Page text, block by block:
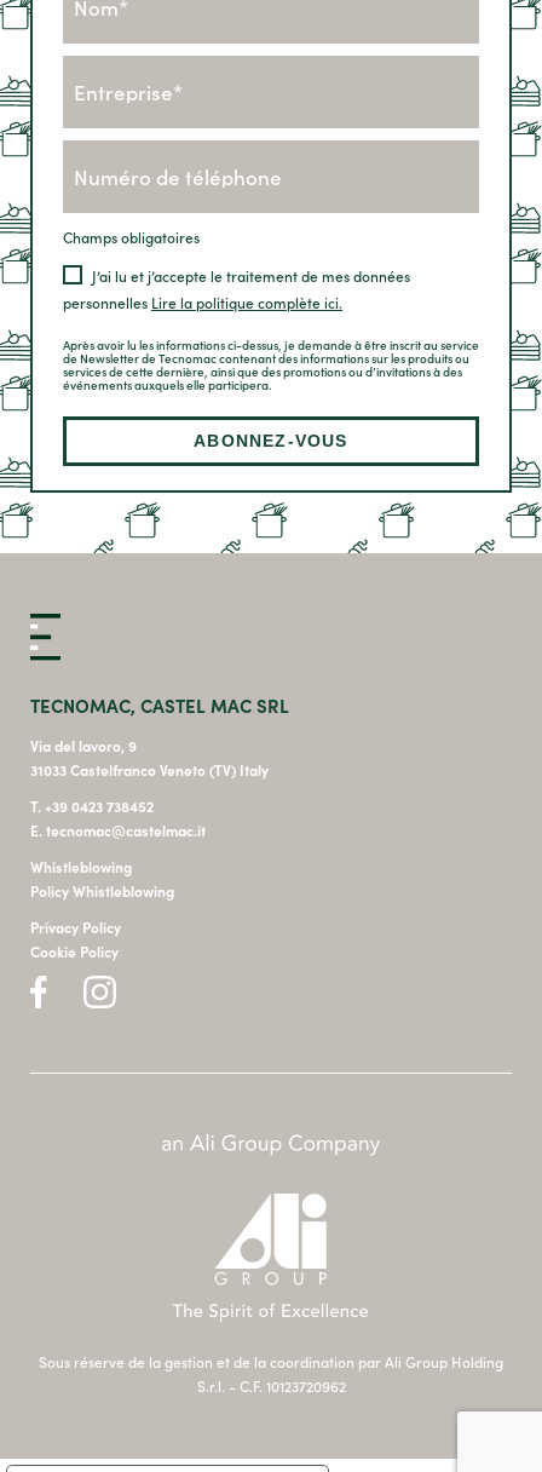
Champs obligatoires
J’ai lu et j’accepte le traitement de mes données
personnelles Lire la politique complète ici.
Après avoir lu les informations ci-dessus, je demande à être inscrit au service
de Newsletter de Tecnomac contenant des informations sur les produits ou
services de cette dernière, ainsi que des promotions ou d’invitations à des
événements auxquels elle participera.
TECNOMAC, CASTEL MAC SRL
Via del lavoro, 9
31033 Castelfranco Veneto (TV) Italy
T. +39 0423 738452
E. tecnomac@castelmac.it
Whistleblowing
Policy Whistleblowing
Privacy Policy
Cookie Policy
Sous réserve de la gestion et de la coordination par Ali Group Holding
S.r.l. - C.F. 10123720962